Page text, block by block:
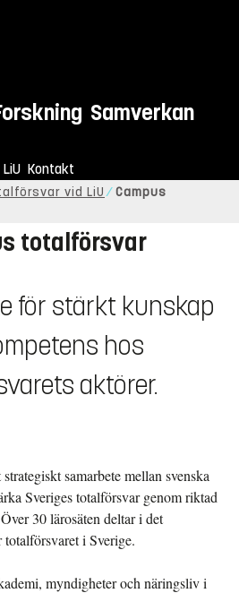
Samverkan
Kontakt
vid LiU
Campus
totalförsvar
för stärkt kunskap
hos
aktörer.
samarbete mellan svenska
Sveriges totalförsvar genom riktad
30 lärosäten deltar i det
totalförsvaret i Sverige.
myndigheter och näringsliv i